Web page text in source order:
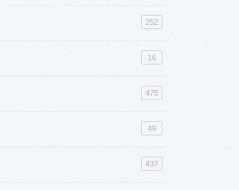
252
16
475
49
437